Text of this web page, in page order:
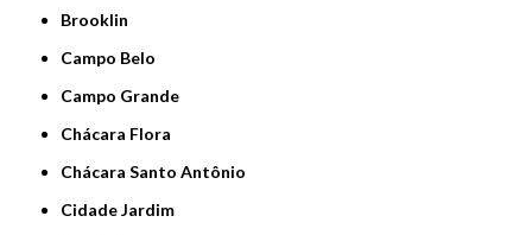
Brooklin
Campo Belo
Campo Grande
Chácara Flora
Chácara Santo Antônio
Cidade Jardim